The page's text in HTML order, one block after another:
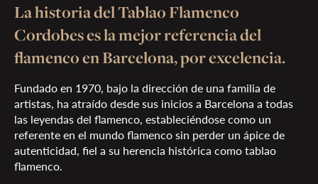
La historia del Tablao Flamenco
Cordobes es la mejor referencia del
flamenco en Barcelona, por excelencia.
Fundado en 1970, bajo la dirección de una familia de
artistas, ha atraído desde sus inicios a Barcelona a todas
las leyendas del flamenco, estableciéndose como un
referente en el mundo flamenco sin perder un ápice de
autenticidad, fiel a su herencia histórica como tablao
flamenco.